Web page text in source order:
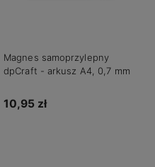
Magnes samoprzylepny
dpCraft - arkusz A4, 0,7 mm
10,95 zł